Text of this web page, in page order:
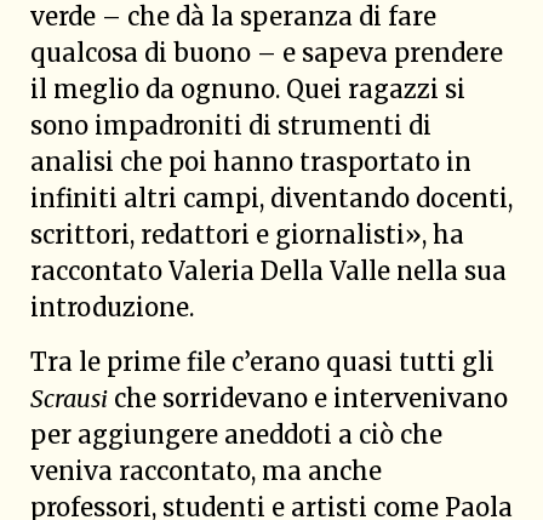
verde – che dà la speranza di fare
qualcosa di buono – e sapeva prendere
il meglio da ognuno. Quei ragazzi si
sono impadroniti di strumenti di
analisi che poi hanno trasportato in
infiniti altri campi, diventando docenti,
scrittori, redattori e giornalisti», ha
raccontato Valeria Della Valle nella sua
introduzione.
Tra le prime file c’erano quasi tutti gli
Scrausi che sorridevano e intervenivano
per aggiungere aneddoti a ciò che
veniva raccontato, ma anche
professori, studenti e artisti come Paola